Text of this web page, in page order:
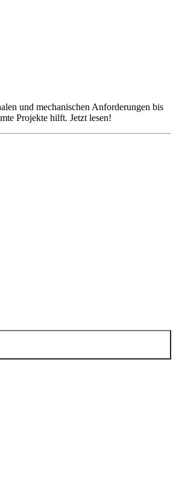
und mechanischen Anforderungen bis
Projekte hilft. Jetzt lesen!